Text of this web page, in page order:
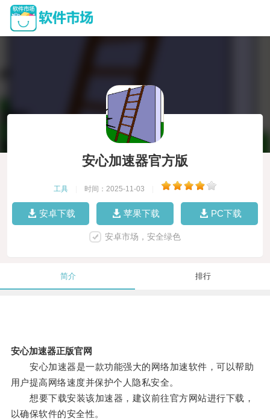
安心加速器官方版
工具 时间：2025-11-03
安卓下载 苹果下载 PC下载
安卓市场，安全绿色
简介 排行
安心加速器正版官网
安心加速器是一款功能强大的网络加速软件，可以帮助
用户提高网络速度并保护个人隐私安全。
想要下载安装该加速器，建议前往官方网站进行下载，
以确保软件的安全性。